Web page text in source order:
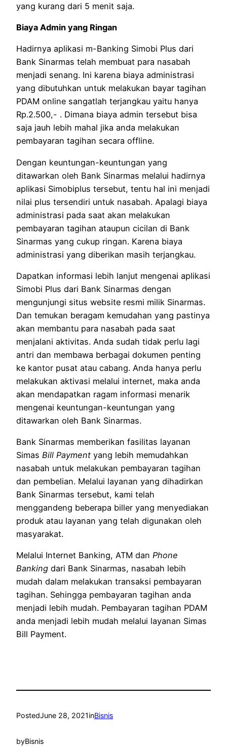
yang kurang dari 5 menit saja.
Biaya Admin yang Ringan
Hadirnya aplikasi m-Banking Simobi Plus dari
Bank Sinarmas telah membuat para nasabah
menjadi senang. Ini karena biaya administrasi
yang dibutuhkan untuk melakukan bayar tagihan
PDAM online sangatlah terjangkau yaitu hanya
Rp.2.500,- . Dimana biaya admin tersebut bisa
saja jauh lebih mahal jika anda melakukan
pembayaran tagihan secara offline.
Dengan keuntungan-keuntungan yang
ditawarkan oleh Bank Sinarmas melalui hadirnya
aplikasi Simobiplus tersebut, tentu hal ini menjadi
nilai plus tersendiri untuk nasabah. Apalagi biaya
administrasi pada saat akan melakukan
pembayaran tagihan ataupun cicilan di Bank
Sinarmas yang cukup ringan. Karena biaya
administrasi yang diberikan masih terjangkau.
Dapatkan informasi lebih lanjut mengenai aplikasi
Simobi Plus dari Bank Sinarmas dengan
mengunjungi situs website resmi milik Sinarmas.
Dan temukan beragam kemudahan yang pastinya
akan membantu para nasabah pada saat
menjalani aktivitas. Anda sudah tidak perlu lagi
antri dan membawa berbagai dokumen penting
ke kantor pusat atau cabang. Anda hanya perlu
melakukan aktivasi melalui internet, maka anda
akan mendapatkan ragam informasi menarik
mengenai keuntungan-keuntungan yang
ditawarkan oleh Bank Sinarmas.
Bank Sinarmas memberikan fasilitas layanan
Simas Bill Payment yang lebih memudahkan
nasabah untuk melakukan pembayaran tagihan
dan pembelian. Melalui layanan yang dihadirkan
Bank Sinarmas tersebut, kami telah
menggandeng beberapa biller yang menyediakan
produk atau layanan yang telah digunakan oleh
masyarakat.
Melalui Internet Banking, ATM dan Phone
Banking dari Bank Sinarmas, nasabah lebih
mudah dalam melakukan transaksi pembayaran
tagihan. Sehingga pembayaran tagihan anda
menjadi lebih mudah. Pembayaran tagihan PDAM
anda menjadi lebih mudah melalui layanan Simas
Bill Payment.
PostedJune 28, 2021inBisnis
byBisnis